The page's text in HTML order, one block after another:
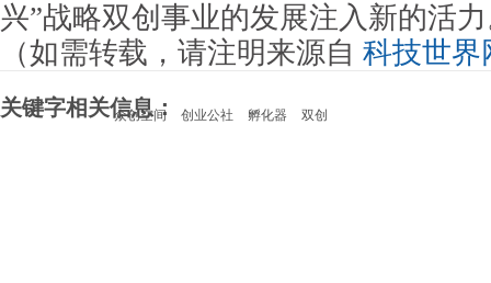
兴”战略双创事业的发展注入新的活
（如需转载，请注明来源自 科技世界
关键字相关信息：
众创空间 创业公社 孵化器 双创